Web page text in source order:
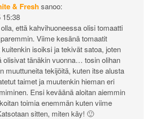
& Freshsanoo:
15:38
että kahvihuoneessa olisi tomaatti
Viime kesänä tomaatit
isoiksi ja tekivät satoa, joten
olisivat tänäkin vuonna… tosin olihan
muuttuneita tekijöitä, kuten itse alusta
taimet ja muutenkin hieman eri
Ensi keväänä aloitan aiemmin
toimia enemmän kuten viime
sitten, miten käy! 🙂